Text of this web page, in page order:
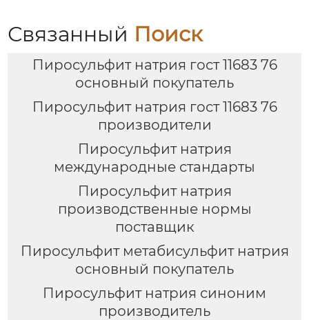
Связанный Поиск
Пиросульфит натрия гост 11683 76
основный покупатель
Пиросульфит натрия гост 11683 76
производители
Пиросульфит натрия
международные стандарты
Пиросульфит натрия
производственные нормы
поставщик
Пиросульфит метабисульфит натрия
основный покупатель
Пиросульфит натрия синоним
производитель